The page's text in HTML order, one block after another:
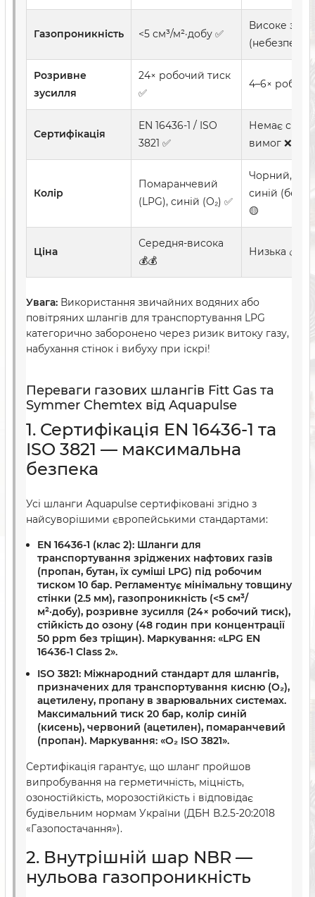
Газопроникність <5 см³/м²·добу ✅
Високе
(небезпечні
Розривне
зусилля
24× робочий тиск
✅
4–6×
Сертифікація
EN 16436-1 / ISO
3821 ✅
Немає
вимог ❌
Колір
Помаранчевий
(LPG), синій (O₂) ✅
Чорний,
синій (без
🟡
Ціна
Середня-висока
💰💰
Низька 💰
Увага: Використання звичайних водяних або
повітряних шлангів для транспортування LPG
категорично заборонено через ризик витоку газу,
набухання стінок і вибуху при іскрі!
Переваги газових шлангів Fitt Gas та
Symmer Chemtex від Aquapulse
1. Сертифікація EN 16436-1 та
ISO 3821 — максимальна
безпека
Усі шланги Aquapulse сертифіковані згідно з
найсуворішими європейськими стандартами:
EN 16436-1 (клас 2): Шланги для
транспортування зріджених нафтових газів
(пропан, бутан, їх суміші LPG) під робочим
тиском 10 бар. Регламентує мінімальну товщину
стінки (2.5 мм), газопроникність (<5 см³/
м²·добу), розривне зусилля (24× робочий тиск),
стійкість до озону (48 годин при концентрації
50 ppm без тріщин). Маркування: «LPG EN
16436-1 Class 2».
ISO 3821: Міжнародний стандарт для шлангів,
призначених для транспортування кисню (O₂),
ацетилену, пропану в зварювальних системах.
Максимальний тиск 20 бар, колір синій
(кисень), червоний (ацетилен), помаранчевий
(пропан). Маркування: «O₂ ISO 3821».
Сертифікація гарантує, що шланг пройшов
випробування на герметичність, міцність,
озоностійкість, морозостійкість і відповідає
будівельним нормам України (ДБН В.2.5-20:2018
«Газопостачання»).
2. Внутрішній шар NBR —
нульова газопроникність